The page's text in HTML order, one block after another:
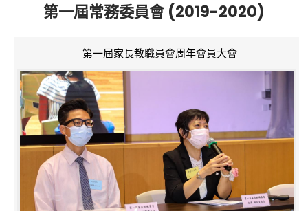
第一屆常務委員會 (2019-2020)
第一屆家長教職員會周年會員大會